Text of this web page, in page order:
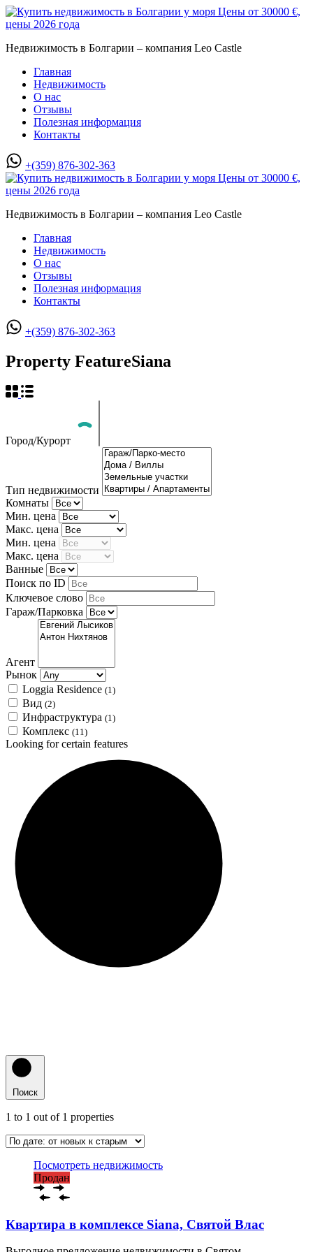
Недвижимость в Болгарии – компания Leo Castle
Главная
Недвижимость
О нас
Отзывы
Полезная информация
Контакты
+(359) 876-302-363
Недвижимость в Болгарии – компания Leo Castle
Главная
Недвижимость
О нас
Отзывы
Полезная информация
Контакты
+(359) 876-302-363
Property FeatureSiana
Город/Курорт
Тип недвижимости
Комнаты
Мин. цена
Макс. цена
Мин. цена
Макс. цена
Ванные
Поиск по ID
Ключевое слово
Гараж/Парковка
Агент
Рынок
Loggia Residence (1)
Вид (2)
Инфраструктура (1)
Комплекс (11)
Looking for certain features
Поиск
1 to 1 out of 1 properties
Посмотреть недвижимость
Продан
Квартира в комплексе Siana, Святой Влас